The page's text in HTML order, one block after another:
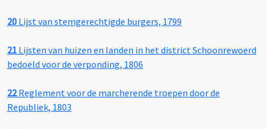
20 Lijst van stemgerechtigde burgers, 1799
21 Lijsten van huizen en landen in het district Schoonrewoerd
bedoeld voor de verponding, 1806
22Reglement voor de marcherende troepen door de
Republiek, 1803